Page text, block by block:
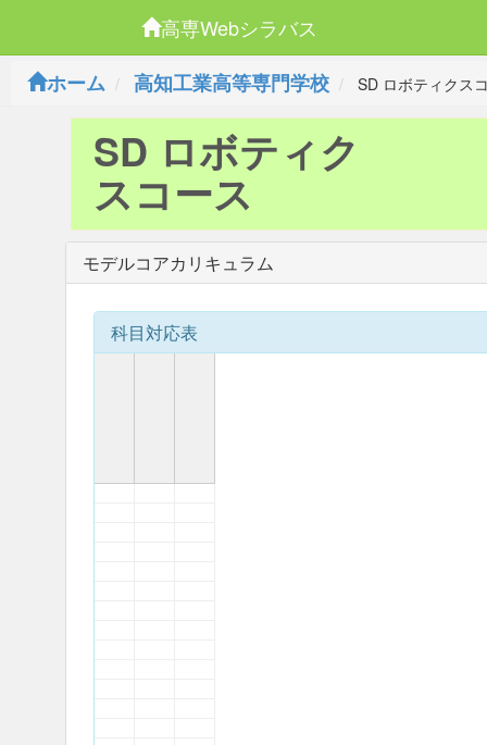
高専Webシラバス
ホーム
高知工業高等専門学校 SD ロボティクス
SD ロボティク
スコース
モデルコアカリキュラム
科目対応表